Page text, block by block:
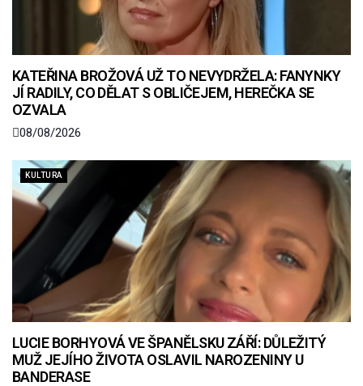
KATEŘINA BROŽOVÁ UŽ TO NEVYDRŽELA: FANYNKY
JÍ RADILY, CO DĚLAT S OBLIČEJEM, HEREČKA SE
OZVALA
08/08/2026
KULTURA
LUCIE BORHYOVÁ VE ŠPANĚLSKU ZÁŘÍ: DŮLEŽITÝ
MUŽ JEJÍHO ŽIVOTA OSLAVIL NAROZENINY U
BANDERASE